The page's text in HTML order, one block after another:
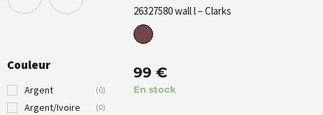
Couleur
Argent (0)
Argent/Ivoire (0)
26327580 wall l – Clarks
99€
En stock